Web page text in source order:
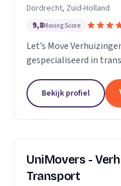
Dordrecht, Zuid-Holland
9,8Moving Score
Let’s Move
gespecialiseerd in
van de KvK. Door de
hebben wij...
Bekijk profiel
UniMovers -
Transport